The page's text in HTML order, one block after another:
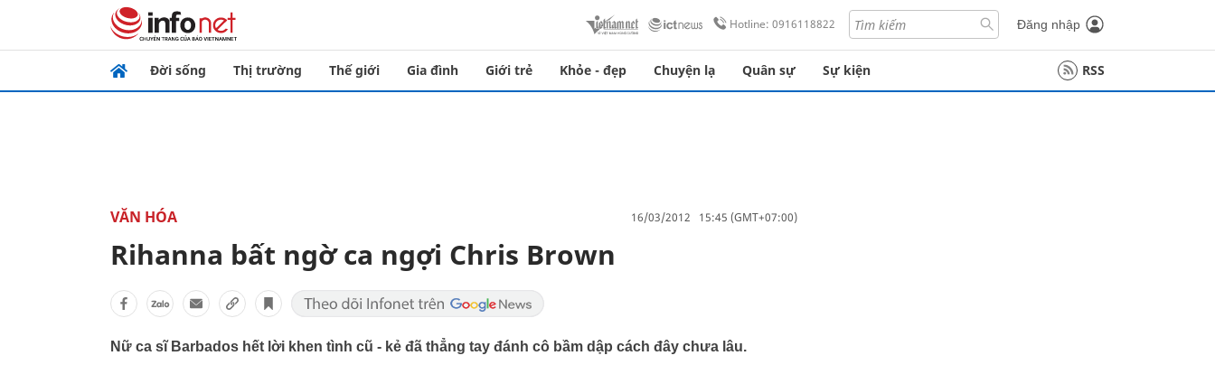
Hotline: 0916118822 Đăng nhập
Đời sống Thị trường Thế giới Gia đình Giới trẻ Khỏe - đẹp Chuyện lạ Quân sự Sự kiện RSS
VĂN HÓA 16/03/2012 15:45 (GMT+07:00)
Rihanna bất ngờ ca ngợi Chris Brown
Nữ ca sĩ Barbados hết lời khen tình cũ - kẻ đã thẳng tay đánh cô bầm dập cách đây chưa lâu.